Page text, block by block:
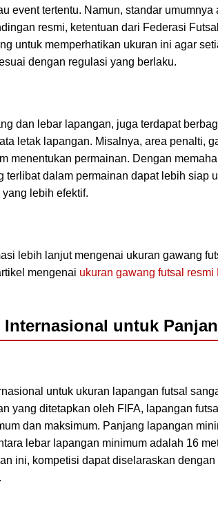
event tertentu. Namun, standar
resmi, ketentuan dari Federasi
untuk memperhatikan ukuran ini agar
dengan regulasi yang berlaku.
dan lebar lapangan, juga terdapat
letak lapangan. Misalnya, area penalti,
menentukan permainan. Dengan
terlibat dalam permainan dapat lebih siap
lebih efektif.
lebih lanjut mengenai ukuran gawang
mengenai ukuran gawang futsal resmi
Internasional untuk
untuk ukuran lapangan futsal
yang ditetapkan oleh FIFA, lapangan
dan maksimum. Panjang lapangan
lebar lapangan minimum adalah 16
ini, kompetisi dapat diselaraskan